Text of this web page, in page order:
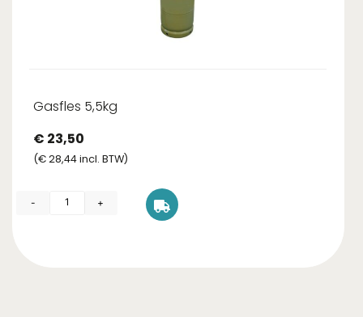
Gasfles 5,5kg
€ 23,50
(€28,44incl. BTW)
- +